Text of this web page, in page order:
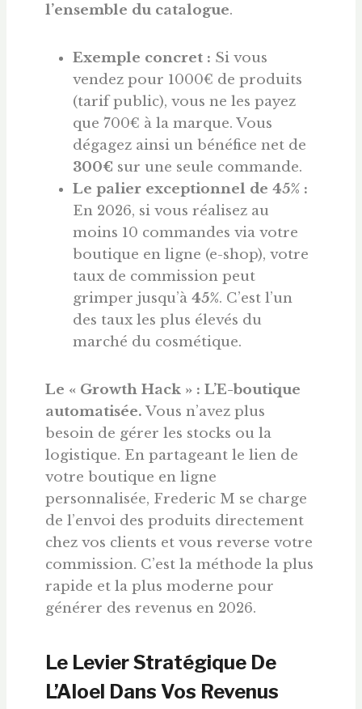
l’ensemble du catalogue.
Exemple concret : Si vous
vendez pour 1000€ de produits
(tarif public), vous ne les payez
que 700€ à la marque. Vous
dégagez ainsi un bénéfice net de
300€ sur une seule commande.
Le palier exceptionnel de 45% :
En 2026, si vous réalisez au
moins 10 commandes via votre
boutique en ligne (e-shop), votre
taux de commission peut
grimper jusqu’à 45%. C’est l’un
des taux les plus élevés du
marché du cosmétique.
Le « Growth Hack » : L’E-boutique
automatisée. Vous n’avez plus
besoin de gérer les stocks ou la
logistique. En partageant le lien de
votre boutique en ligne
personnalisée, Frederic M se charge
de l’envoi des produits directement
chez vos clients et vous reverse votre
commission. C’est la méthode la plus
rapide et la plus moderne pour
générer des revenus en 2026.
Le Levier Stratégique De
L’Aloel Dans Vos Revenus